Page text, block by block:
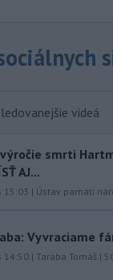
videá
smrti
AJ...
15:03 | Ústav pamäti
Vyvraciame
14:50 | Taraba Tomáš |